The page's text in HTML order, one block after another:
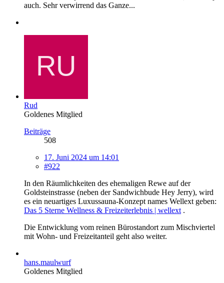
auch. Sehr verwirrend das Ganze...
Rud
Goldenes Mitglied
Beiträge
508
17. Juni 2024 um 14:01
#922
In den Räumlichkeiten des ehemaligen Rewe auf der
Goldsteinstrasse (neben der Sandwichbude Hey Jerry), wird
es ein neuartiges Luxussauna-Konzept names Wellext geben:
Das 5 Sterne Wellness & Freizeiterlebnis | wellext .
Die Entwicklung vom reinen Bürostandort zum Mischviertel
mit Wohn- und Freizeitanteil geht also weiter.
hans.maulwurf
Goldenes Mitglied